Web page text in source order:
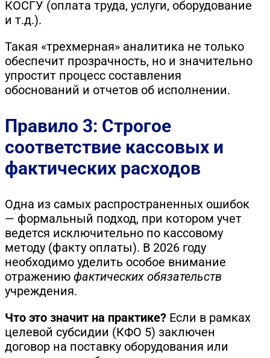
КОСГУ (оплата труда, услуги, оборудование
и т.д.).
Такая «трехмерная» аналитика не только
обеспечит прозрачность, но и значительно
упростит процесс составления
обоснований и отчетов об исполнении.
Правило 3: Строгое
соответствие кассовых и
фактических расходов
Одна из самых распространенных ошибок
— формальный подход, при котором учет
ведется исключительно по кассовому
методу (факту оплаты). В 2026 году
необходимо уделить особое внимание
отражению фактических обязательств
учреждения.
Что это значит на практике? Если в рамках
целевой субсидии (КФО 5) заключен
договор на поставку оборудования или